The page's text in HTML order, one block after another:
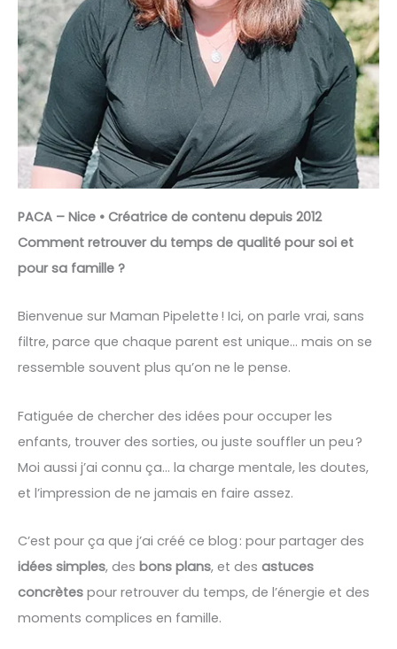
PACA – Nice • Créatrice de contenu depuis 2012
Comment retrouver du temps de qualité pour soi et
pour sa famille ?
Bienvenue sur Maman Pipelette ! Ici, on parle vrai, sans
filtre, parce que chaque parent est unique… mais on se
ressemble souvent plus qu’on ne le pense.
Fatiguée de chercher des idées pour occuper les
enfants, trouver des sorties, ou juste souffler un peu ?
Moi aussi j’ai connu ça… la charge mentale, les doutes,
et l’impression de ne jamais en faire assez.
C’est pour ça que j’ai créé ce blog : pour partager des
idées simples, des bons plans, et des astuces
concrètes pour retrouver du temps, de l’énergie et des
moments complices en famille.